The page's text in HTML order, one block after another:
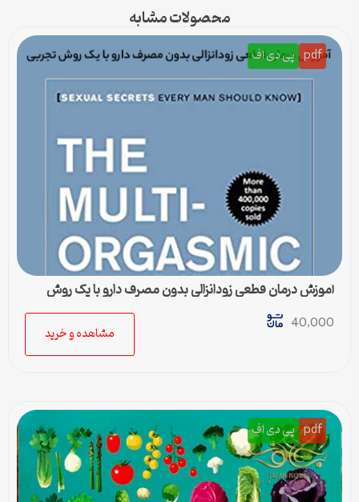
محصولات مشابه
pdf پی دی اف
آموزش درمان قطعی زودانزالی بدون مصرف دارو با یک روش
تجربی
40,000
مشاهده و خرید
pdf پی دی اف